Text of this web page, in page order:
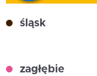
śląsk
zagłębie